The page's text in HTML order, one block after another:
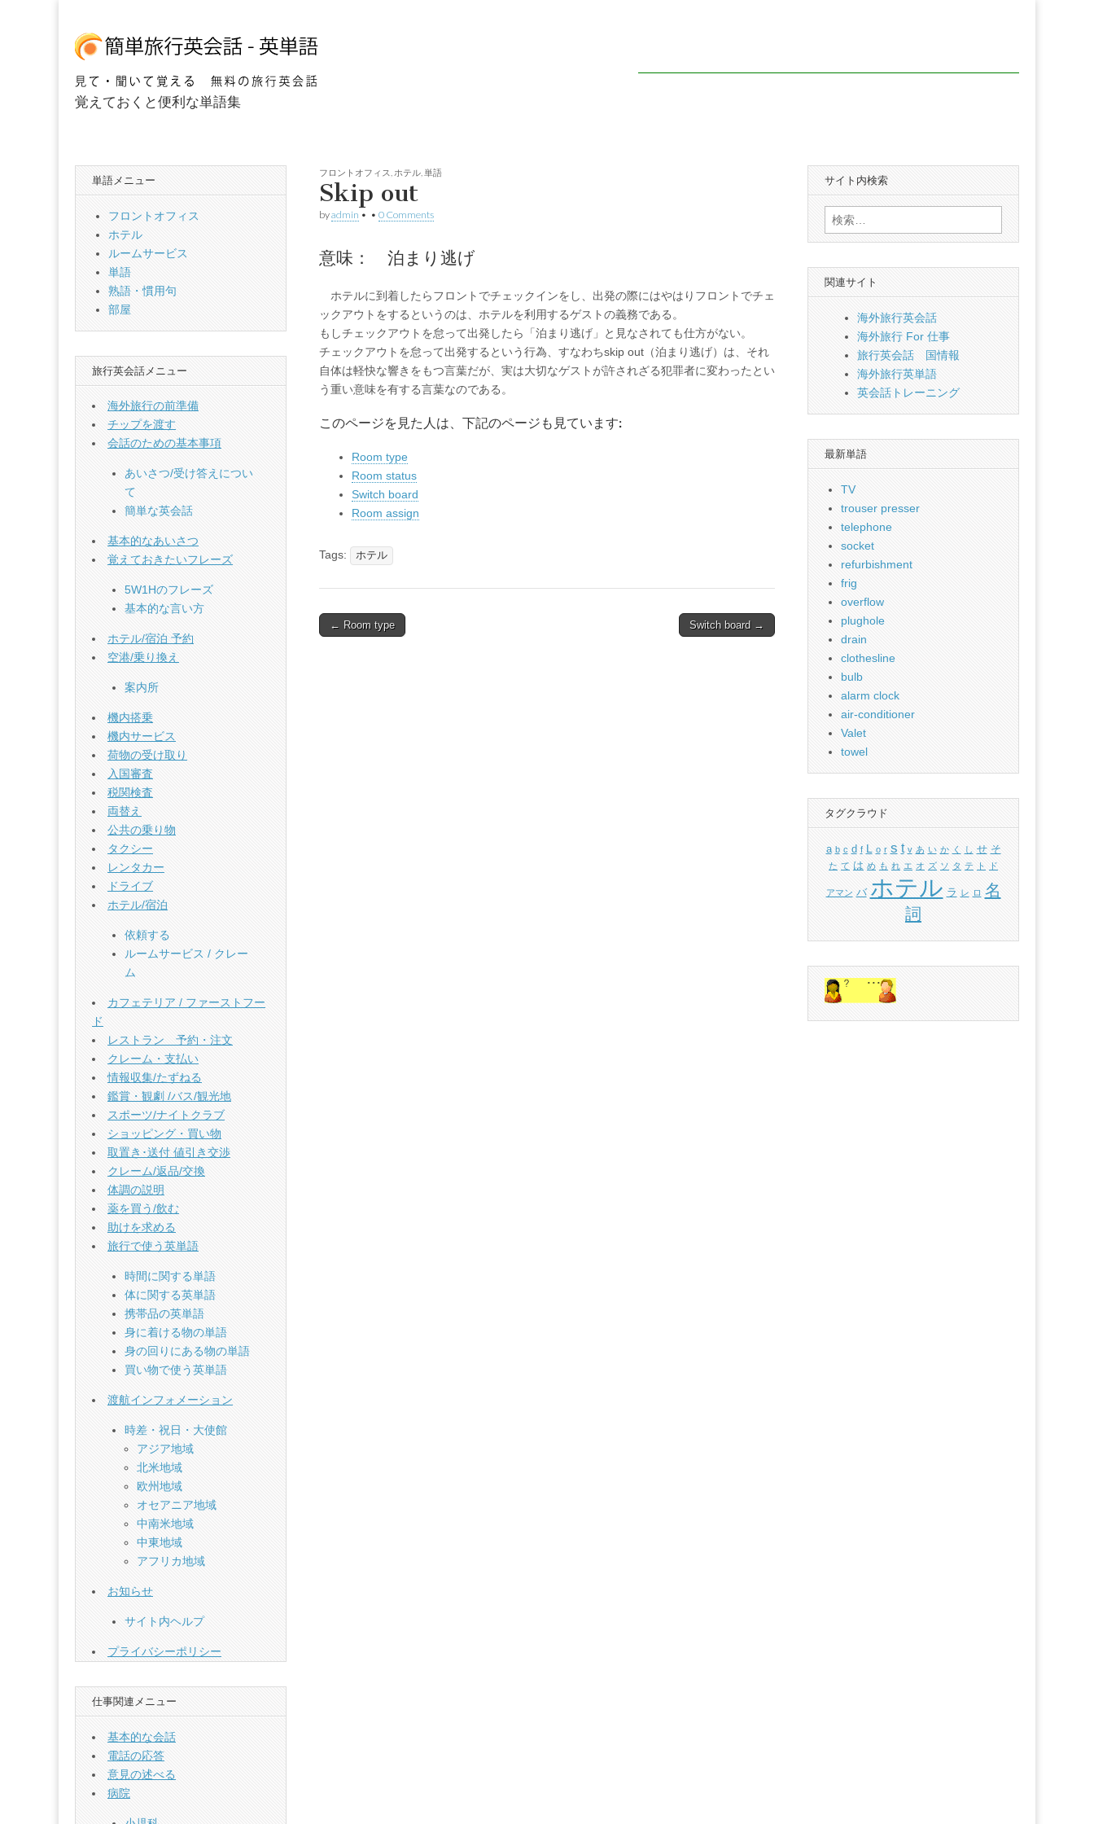
覚えておくと便利な単語集
フロントオフィス ホテル 単語
Skip out
byadmin • • 0 Comments
意味： 泊まり逃げ
ホテルに到着したらフロントでチェックインをし、出発の際にはやはりフロントでチェ
ックアウトをするというのは、ホテルを利用するゲストの義務である。
もしチェックアウトを怠って出発したら「泊まり逃げ」と見なされても仕方がない。
チェックアウトを怠って出発するという行為、すなわちskip out（泊まり逃げ）は、それ
自体は軽快な響きをもつ言葉だが、実は大切なゲストが許されざる犯罪者に変わったとい
う重い意味を有する言葉なのである。
このページを見た人は、下記のページも見ています:
Room type
Room status
Switch board
Room assign
Tags: ホテル
Post
← Room type Switch board →
単語メニュー
フロントオフィス
ホテル
ルームサービス
単語
熟語・慣用句
部屋
旅行英会話メニュー
海外旅行の前準備
チップを渡す
会話のための基本事項
あいさつ/受け答えについ
て
簡単な英会話
基本的なあいさつ
覚えておきたいフレーズ
5W1Hのフレーズ
基本的な言い方
ホテル/宿泊 予約
空港/乗り換え
案内所
機内搭乗
機内サービス
荷物の受け取り
入国審査
税関検査
両替え
公共の乗り物
タクシー
レンタカー
ドライブ
ホテル/宿泊
依頼する
ルームサービス / クレー
ム
カフェテリア / ファーストフー
ド
レストラン 予約・注文
クレーム・支払い
情報収集/たずねる
鑑賞・観劇 /バス/観光地
スポーツ/ナイトクラブ
ショッピング・買い物
取置き･送付 値引き交渉
クレーム/返品/交換
体調の説明
薬を買う/飲む
助けを求める
旅行で使う英単語
時間に関する単語
体に関する英単語
携帯品の英単語
身に着ける物の単語
身の回りにある物の単語
買い物で使う英単語
渡航インフォメーション
時差・祝日・大使館
アジア地域
北米地域
欧州地域
オセアニア地域
中南米地域
中東地域
アフリカ地域
お知らせ
サイト内ヘルプ
プライバシーポリシー
仕事関連メニュー
基本的な会話
電話の応答
意見の述べる
病院
サイト内検索
検
索:
関連サイト
海外旅行英会話
海外旅行 For 仕事
旅行英会話 国情報
海外旅行英単語
英会話トレーニング
最新単語
TV
trouser presser
telephone
socket
refurbishment
frig
overflow
plughole
drain
clothesline
bulb
alarm clock
air-conditioner
Valet
towel
タグクラウド
a b c d f L o r s t v あ い か く し せ そ
た て は め も れ エ オ ズ ソ タ テ ト ド
アマン バ ホテル ラ レ ロ 名
詞